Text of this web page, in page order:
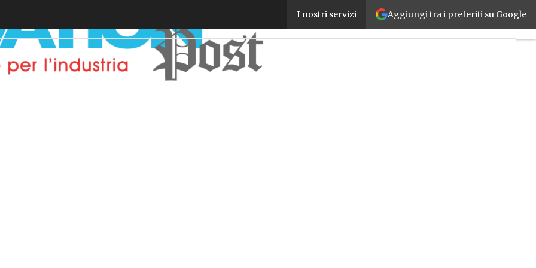
Aggiungi tra i preferiti su Google
I nostri servizi
Sostegno a PMI e Start up, via libera al Fondo